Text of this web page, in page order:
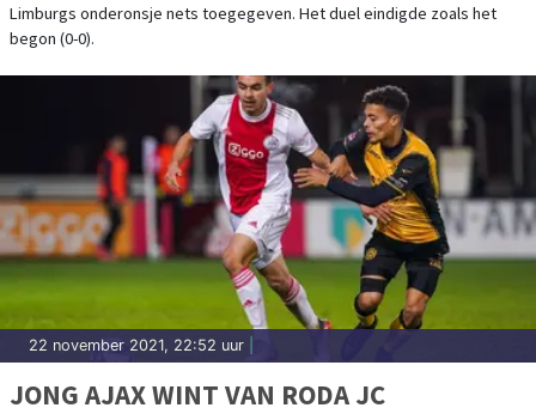
Limburgs onderonsje nets toegegeven. Het duel eindigde zoals het
begon (0-0).
22 november 2021, 22:52 uur
JONG AJAX WINT VAN RODA JC